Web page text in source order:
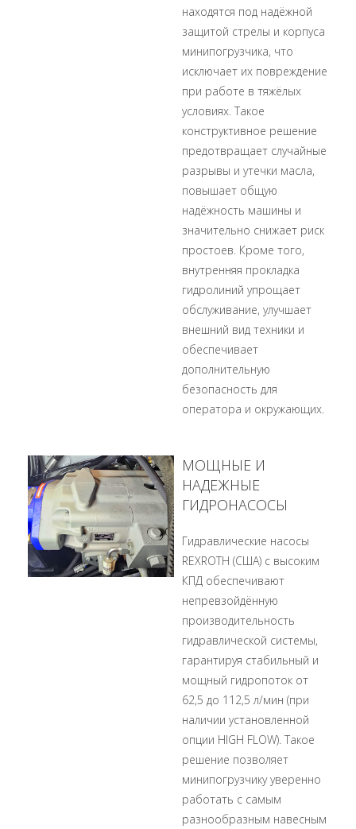
находятся под надёжной
защитой стрелы и корпуса
минипогрузчика, что
исключает их повреждение
при работе в тяжёлых
условиях. Такое
конструктивное решение
предотвращает случайные
разрывы и утечки масла,
повышает общую
надёжность машины и
значительно снижает риск
простоев. Кроме того,
внутренняя прокладка
гидролиний упрощает
обслуживание, улучшает
внешний вид техники и
обеспечивает
дополнительную
безопасность для
оператора и окружающих.
МОЩНЫЕ И
НАДЕЖНЫЕ
ГИДРОНАСОСЫ
Гидравлические насосы
REXROTH (США) с высоким
КПД обеспечивают
непревзойдённую
производительность
гидравлической системы,
гарантируя стабильный и
мощный гидропоток от
62,5 до 112,5 л/мин (при
наличии установленной
опции HIGH FLOW). Такое
решение позволяет
минипогрузчику уверенно
работать с самым
разнообразным навесным